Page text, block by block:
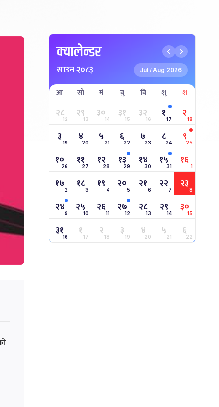
क्यालेन्डर
साउन २०८३ Jul / Aug 2026
आ सो मं बु बि शु श
२८12 २९13 ३०14 ३१15 ३२16 १17 २18
३ 19 ४20 ५ 21 ६22 ७23 ८24 ९25
१०26 ११27 १२28 १३29 १४30 १५31 १६ 1
१७2 १८3 १९ 4 २०5 २१6 २२7 २३8
२४9 २५10 २६11 २७12 २८13 २९14 ३०15
३१16 १17 २18 ३19 ४20 ५21 ६22